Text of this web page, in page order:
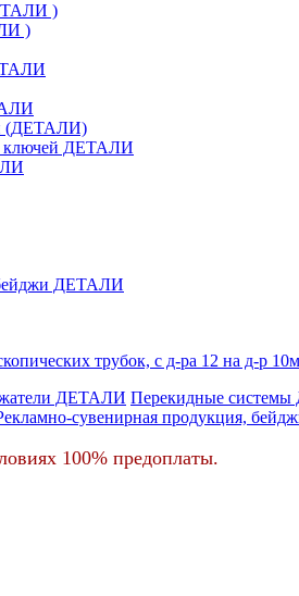
)
)
(ДЕТАЛИ)
ключей ДЕТАЛИ
бейджи ДЕТАЛИ
трубок, с д-ра 12 на д-р
ДЕТАЛИ Перекидные
сувенирная продукция,
100% предоплаты.